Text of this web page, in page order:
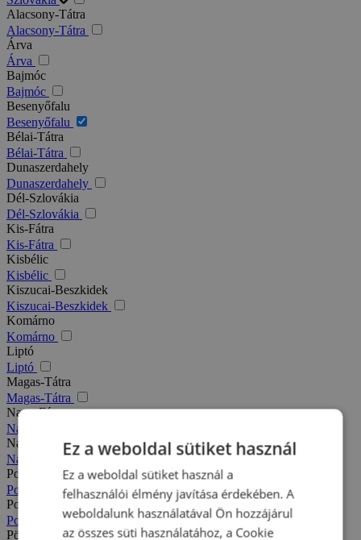
Alacsony-Tátra
Alacsony-Tátra
Árva
Árva
Bajmóc
Bajmóc
Besenyőfalu
Besenyőfalu
Bélai-Tátra
Bélai-Tátra
Dunaszerdahely
Dunaszerdahely
Dél-Szlovákia
Dél-Szlovákia
Kis-Fátra
Kis-Fátra
Kisbélic
Kisbélic
Kiszucai-Beszkidek
Kiszucai-Beszkidek
Komárno
Komárno
Liptó
Liptó
Magas-Tátra
Magas-Tátra
Nagy-Fátra
Nagy-Fátra
Nagymegyer
Nagymegyer
Podhajska
Podhajska
Pozsony
Pozsony
Pöstyén
Ez a weboldal sütiket használ
Ez a weboldal sütiket használ a
felhasználói élmény javítása érdekében. A
weboldalunk használatával Ön hozzájárul
az összes süti használatához, a Cookie